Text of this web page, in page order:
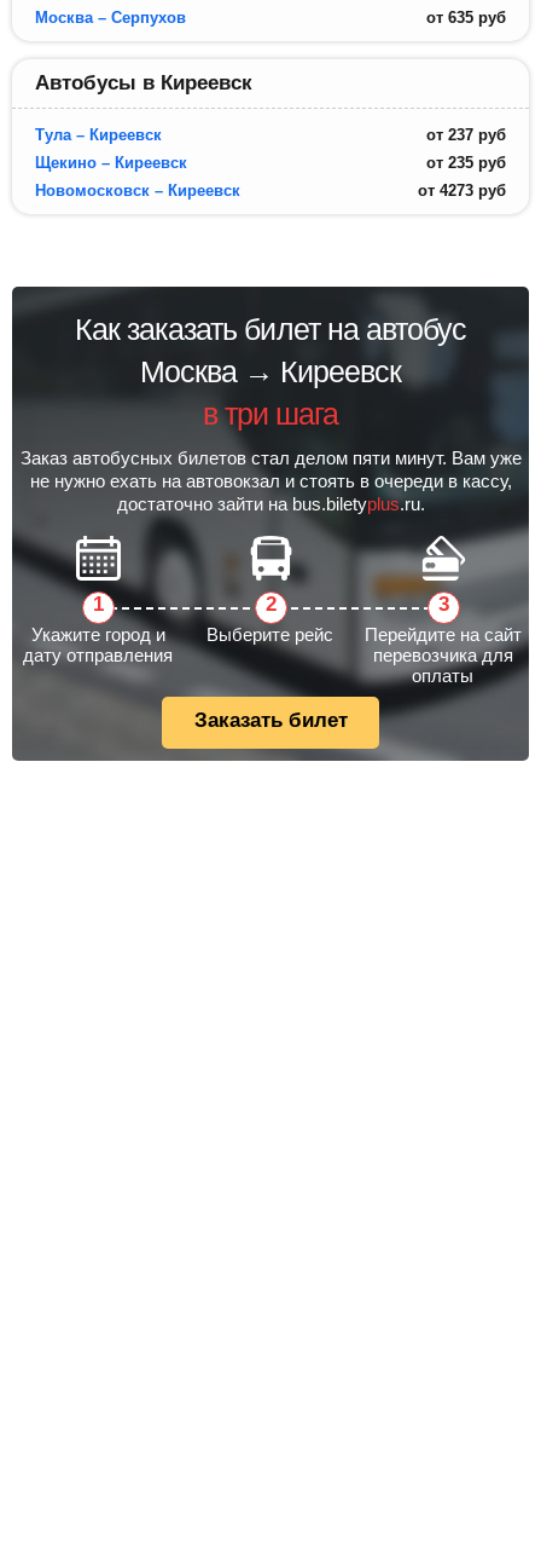
Москва – Серпухов
от 635 руб
Автобусы в Киреевск
Тула – Киреевск от 237 руб
Щекино – Киреевск
от 235 руб
Новомосковск – Киреевск
от 4273 руб
Как заказать билет на автобус
Москва → Киреевск
в три шага
Заказ автобусных билетов стал делом пяти минут. Вам уже
не нужно ехать на автовокзал и стоять в очереди в кассу,
достаточно зайти на bus.biletyplus.ru.
Укажите город и
дату отправления
Выберите рейс
Перейдите на сайт
перевозчика для
оплаты
Заказать билет